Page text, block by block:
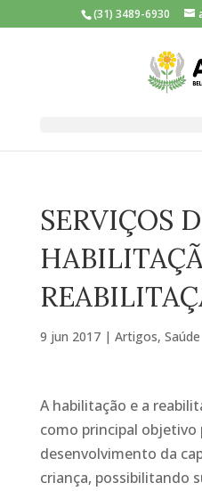
(31) 3489-6930
SERVIÇOS
9 jun 2017| Artigos, Saúde
A habilitação e a
como principal objetivo
desenvolvimento da
criança, possibilitando